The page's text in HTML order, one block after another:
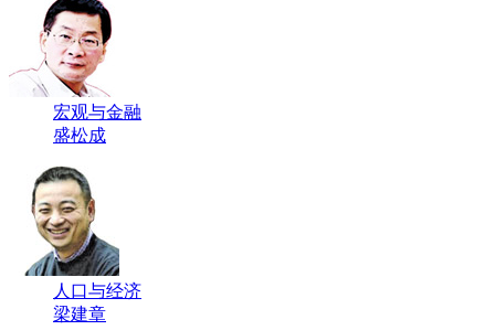
宏观与金融
盛松成
人口与经济
梁建章